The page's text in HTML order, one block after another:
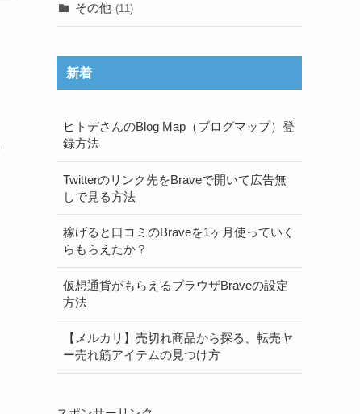
その他 (11)
新着
ヒトデさんのBlog Map（ブログマップ）登
録方法
Twitterのリンク先をBraveで開いて広告無
しで見る方法
稼げると口コミのBraveを1ヶ月使っていく
らもらえたか？
仮想通貨がもらえるブラウザBraveの設定
方法
【メルカリ】売切れ商品から探る、転売ヤ
ー売れ筋アイテムの見つけ方